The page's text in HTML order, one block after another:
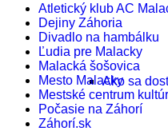
Ako sa
Atletický klub AC
Dejiny Záhoria
Divadlo na hambálku
Ľudia pre Malacky
Malacká šošovica
Mesto Malacky
Mestské centrum
Počasie na Záhorí
Záhorí.sk